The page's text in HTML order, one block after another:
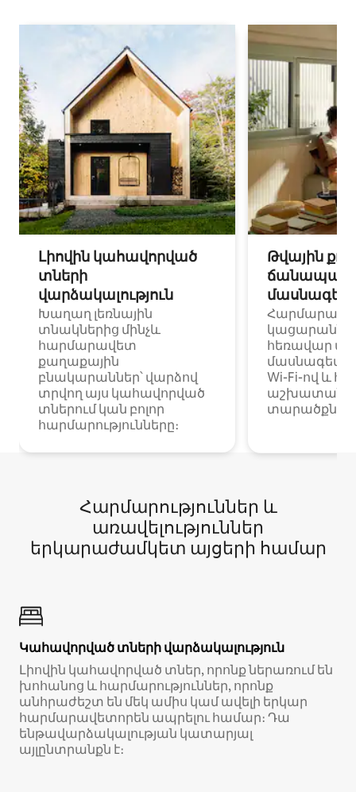
Լիովին կահավորված
տների
վարձակալություն
Խաղաղ լեռնային
տնակներից մինչև
հարմարավետ
քաղաքային
բնակարաններ՝ վարձով
տրվող այս կահավորված
տներում կան բոլոր
հարմարությունները։
Թվային
հեռավար
Wi-Fi-ով և
Հարմարություններ և
առավելություններ
երկարաժամկետ այցերի համար
Կահավորված տների վարձակալություն
Լիովին կահավորված տներ, որոնք ներառում են
խոհանոց և հարմարություններ, որոնք
անհրաժեշտ են մեկ ամիս կամ ավելի երկար
հարմարավետորեն ապրելու համար։ Դա
ենթավարձակալության կատարյալ
այլընտրանքն է։